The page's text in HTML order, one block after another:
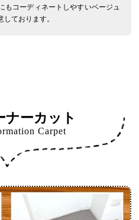
もコーディネートしやすいベージュ
ております。
ナーカット
Carpet